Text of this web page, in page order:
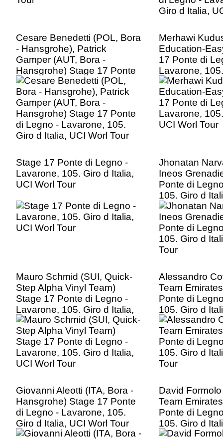
Cesare Benedetti (POL, Bora
- Hansgrohe), Patrick
Gamper (AUT, Bora -
Hansgrohe) Stage 17 Ponte
di Legno - Lavarone, 105.
Giro d Italia, UCI Worl Tour
Merhawi
Education-
17 Ponte di
Lavarone,
UCI Worl Tour
Stage 17 Ponte di Legno -
Lavarone, 105. Giro d Italia,
UCI Worl Tour
Jhonatan
Ineos
Ponte di
105. Giro d
Tour
Mauro Schmid (SUI, Quick-
Step Alpha Vinyl Team)
Stage 17 Ponte di Legno -
Lavarone, 105. Giro d Italia,
UCI Worl Tour
Alessandro
Team
Ponte di
105. Giro d
Tour
Giovanni Aleotti (ITA, Bora -
Hansgrohe) Stage 17 Ponte
di Legno - Lavarone, 105.
Giro d Italia, UCI Worl Tour
David
Team
Ponte di
105. Giro d
Tour